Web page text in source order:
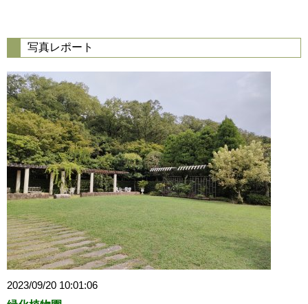
写真レポート
2023/09/20 10:01:06